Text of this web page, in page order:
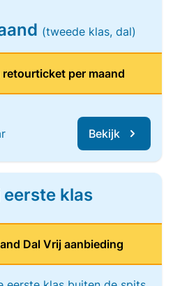
(tweede klas, dal)
per maand
Bekijk
eerste klas
Dal Vrij aanbieding